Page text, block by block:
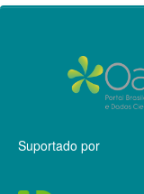
Suportado por